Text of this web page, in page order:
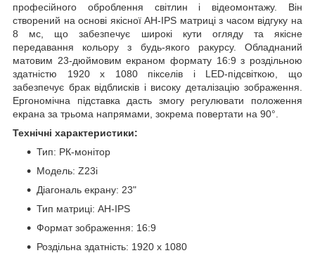
професійного оброблення світлин і відеомонтажу. Він
створений на основі якісної AH-IPS матриці з часом відгуку на
8 мс, що забезпечує широкі кути огляду та якісне
передавання кольору з будь-якого ракурсу. Обладнаний
матовим 23-дюймовим екраном формату 16:9 з роздільною
здатністю 1920 x 1080 пікселів і LED-підсвіткою, що
забезпечує брак відблисків і високу деталізацію зображення.
Ергономічна підставка дасть змогу регулювати положення
екрана за трьома напрямами, зокрема повертати на 90°.
Технічні характеристики:
Тип: РК-монітор
Модель: Z23i
Діагональ екрану: 23"
Тип матриці: AH-IPS
Формат зображення: 16:9
Роздільна здатність: 1920 х 1080